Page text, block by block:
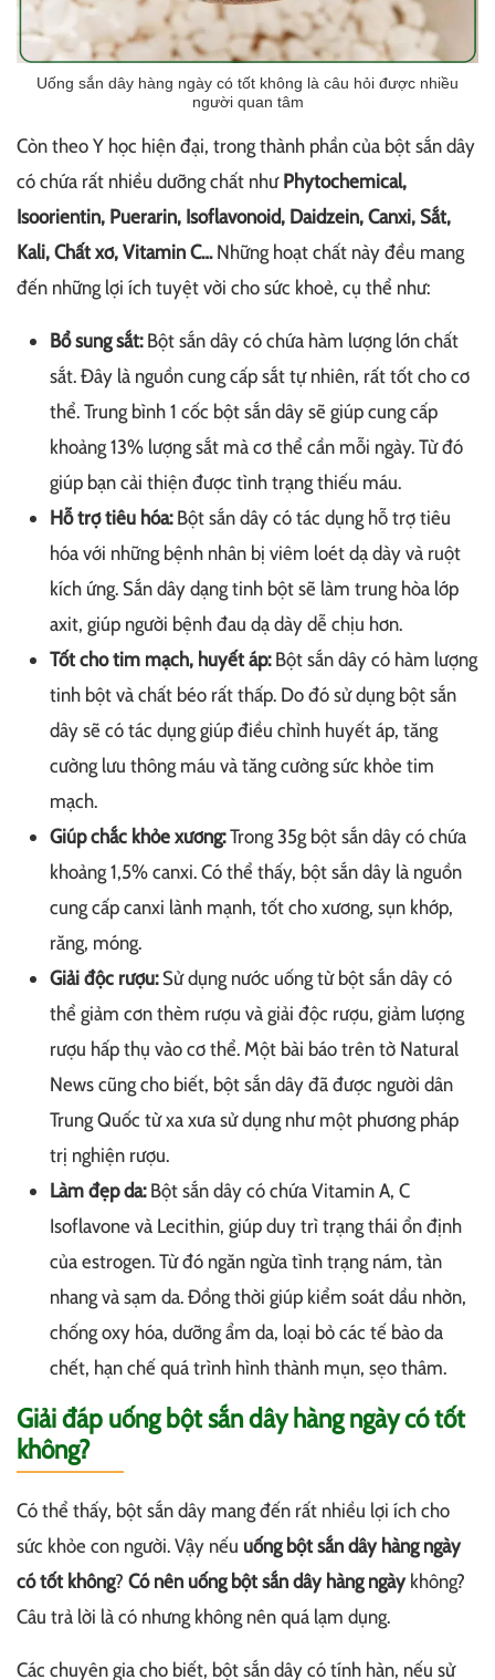
Uống sắn dây hàng ngày có tốt không là câu hỏi được nhiều
người quan tâm
Còn theo Y học hiện đại, trong thành phần của bột sắn dây
có chứa rất nhiều dưỡng chất nhưPhytochemical,
Isoorientin, Puerarin, Isoflavonoid, Daidzein, Canxi, Sắt,
Kali, Chất xơ, Vitamin C…Những hoạt chất này đều mang
đến những lợi ích tuyệt vời cho sức khoẻ, cụ thể như:
Bổ sung sắt:Bột sắn dây có chứa hàm lượng lớn chất
sắt. Đây là nguồn cung cấp sắt tự nhiên, rất tốt cho cơ
thể. Trung bình 1 cốc bột sắn dây sẽ giúp cung cấp
khoảng 13% lượng sắt mà cơ thể cần mỗi ngày. Từ đó
giúp bạn cải thiện được tình trạng thiếu máu.
Hỗ trợ tiêu hóa:Bột sắn dây có tác dụng hỗ trợ tiêu
hóa với những bệnh nhân bị viêm loét dạ dày và ruột
kích ứng. Sắn dây dạng tinh bột sẽ làm trung hòa lớp
axit, giúp người bệnh đau dạ dày dễ chịu hơn.
Tốt cho tim mạch, huyết áp:Bột sắn dây có hàm lượng
tinh bột và chất béo rất thấp. Do đó sử dụng bột sắn
dây sẽ có tác dụng giúp điều chỉnh huyết áp, tăng
cường lưu thông máu và tăng cường sức khỏe tim
mạch.
Giúp chắc khỏe xương:Trong 35g bột sắn dây có chứa
khoảng 1,5% canxi. Có thể thấy, bột sắn dây là nguồn
cung cấp canxi lành mạnh, tốt cho xương, sụn khớp,
răng, móng.
Giải độc rượu:Sử dụng nước uống từ bột sắn dây có
thể giảm cơn thèm rượu và giải độc rượu, giảm lượng
rượu hấp thụ vào cơ thể. Một bài báo trên tờ Natural
News cũng cho biết, bột sắn dây đã được người dân
Trung Quốc từ xa xưa sử dụng như một phương pháp
trị nghiện rượu.
Làm đẹp da:Bột sắn dây có chứa Vitamin A, C
Isoflavone và Lecithin, giúp duy trì trạng thái ổn định
của estrogen. Từ đó ngăn ngừa tình trạng nám, tàn
nhang và sạm da. Đồng thời giúp kiểm soát dầu nhờn,
chống oxy hóa, dưỡng ẩm da, loại bỏ các tế bào da
chết, hạn chế quá trình hình thành mụn, sẹo thâm.
Giải đáp uống bột sắn dây hàng ngày có tốt
không?
Có thể thấy, bột sắn dây mang đến rất nhiều lợi ích cho
sức khỏe con người. Vậy nếu uống bột sắn dây hàng ngày
có tốt không? Có nên uống bột sắn dây hàng ngàykhông?
Câu trả lời là có nhưng không nên quá lạm dụng.
Các chuyên gia cho biết, bột sắn dây có tính hàn, nếu sử